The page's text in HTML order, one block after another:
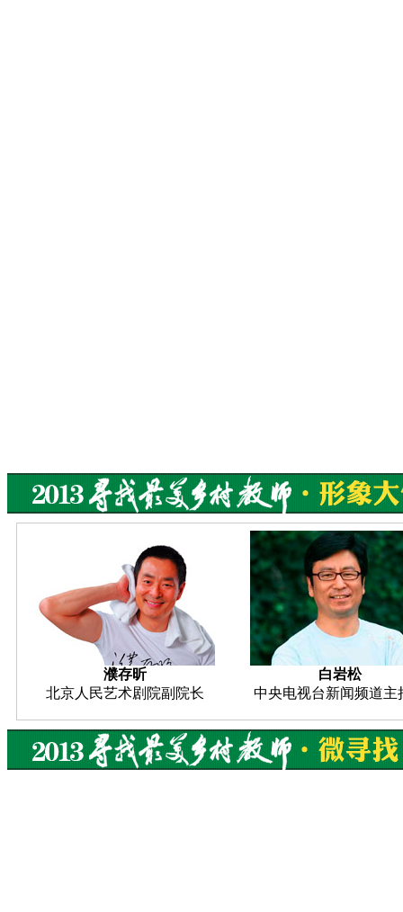
濮存昕
白岩松
北京人民艺术剧院副院长
中央电视台新闻频道主